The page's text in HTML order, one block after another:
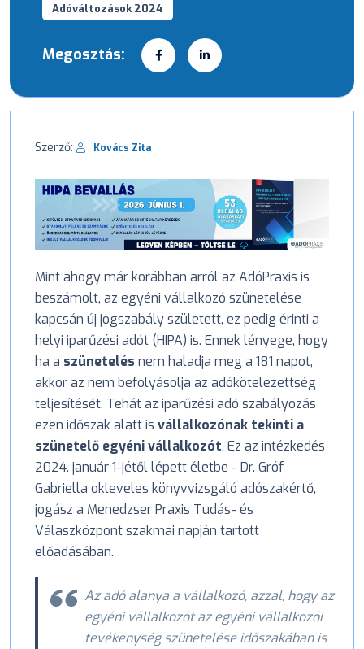
Adóváltozások 2024
Megosztás:
Szerző: Kovács Zita
Mint ahogy már korábban arról az AdóPraxis is
beszámolt, az egyéni vállalkozó szünetelése
kapcsán új jogszabály született, ez pedig érinti a
helyi iparűzési adót (HIPA) is. Ennek lényege, hogy
ha a szünetelés nem haladja meg a 181 napot,
akkor az nem befolyásolja az adókötelezettség
teljesítését. Tehát az iparűzési adó szabályozás
ezen időszak alatt is vállalkozónak tekinti a
szünetelő egyéni vállalkozót. Ez az intézkedés
2024. január 1-jétől lépett életbe - Dr. Gróf
Gabriella okleveles könyvvizsgáló adószakértő,
jogász a Menedzser Praxis Tudás- és
Válaszközpont szakmai napján tartott
előadásában.
Az adó alanya a vállalkozó, azzal, hogy az
egyéni vállalkozót az egyéni vállalkozói
tevékenység szünetelése időszakában is